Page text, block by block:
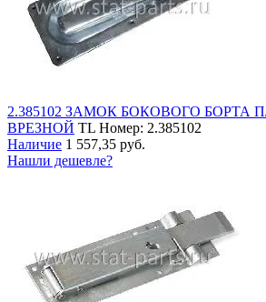
2.385102 ЗАМОК БОКОВОГО БОРТА
ВРЕЗНОЙ TL Номер: 2.385102
Наличие 1 557,35 руб.
Нашли дешевле?